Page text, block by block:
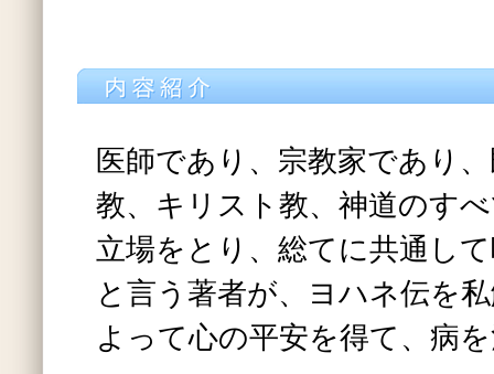
医師であり、宗教家であり
教、キリスト教、神道のす
立場をとり、総てに共通し
と言う著者が、ヨハネ伝を
よって心の平安を得て、病